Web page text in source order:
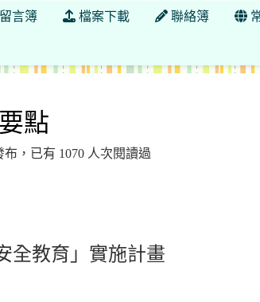
留言簿 檔案下載 聯絡簿
點
布，已有 1070 人次閱讀過
全教育」實施計畫